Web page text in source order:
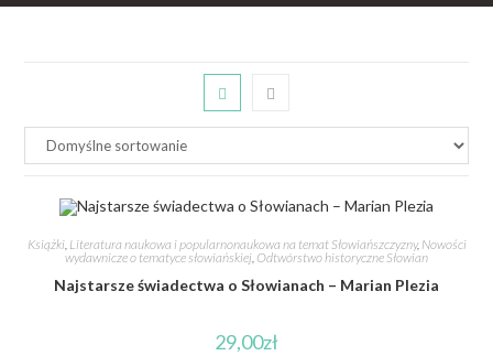
Książki, Literatura naukowa i popularnonaukowa na temat Słowiańszczyzny, Nowości
wydawnicze o tematyce słowiańskiej, Odtwórstwo historyczne Słowian
Najstarsze świadectwa o Słowianach – Marian Plezia
29,00zł